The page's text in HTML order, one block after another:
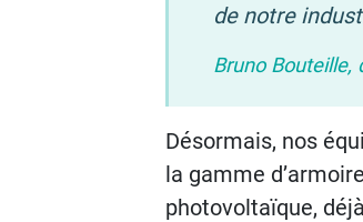
de notre
Bruno Bouteille,
Désormais, nos
la gamme
photovoltaïque,